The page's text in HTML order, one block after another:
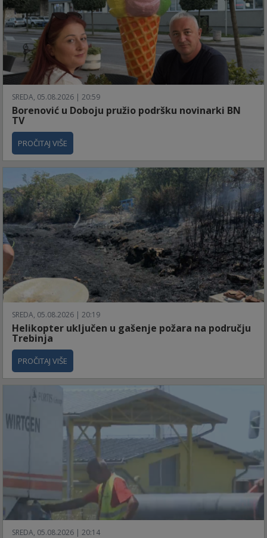
SREDA, 05.08.2026 | 20:59
Borenović u Doboju pružio podršku novinarki BN
TV
PROČITAJ VIŠE
SREDA, 05.08.2026 | 20:19
Helikopter uključen u gašenje požara na području
Trebinja
PROČITAJ VIŠE
SREDA, 05.08.2026 | 20:14